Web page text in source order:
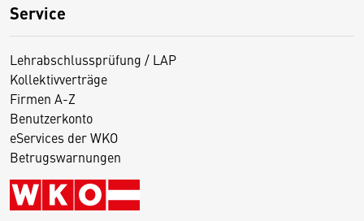
Service
Lehrabschlussprüfung / LAP
Kollektivverträge
Firmen A-Z
Benutzerkonto
eServices der WKO
Betrugswarnungen